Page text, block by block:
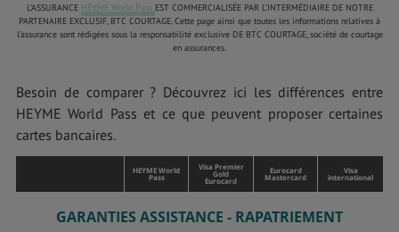
L’ASSURANCE HEYME World Pass EST COMMERCIALISÉE PAR L’INTERMÉDIAIRE DE NOTRE
PARTENAIRE EXCLUSIF, BTC COURTAGE. Cette page ainsi que toutes les informations relatives à
l’assurance sont rédigées sous la responsabilité exclusive DE BTC COURTAGE, société de courtage
en assurances.
Besoin de comparer ? Découvrez ici les différences entre
HEYME World Pass et ce que peuvent proposer certaines
cartes bancaires.
HEYME World
Pass
Visa Premier
Gold
Eurocard
Eurocard
Mastercard
Visa
international
GARANTIES ASSISTANCE - RAPATRIEMENT